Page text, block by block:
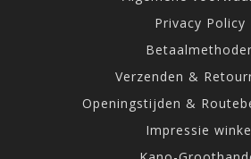
Privacy Policy
Verzenden &
Openingstijden &
Impressie